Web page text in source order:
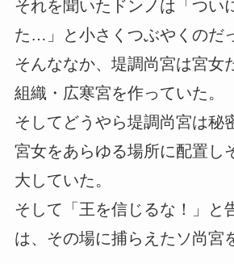
それを聞いたドンノは「つい
た…」と小さくつぶやくのだ
そんななか、堤調尚宮は宮女
組織・広寒宮を作っていた。
そしてどうやら堤調尚宮は秘
宮女をあらゆる場所に配置し
大していた。
そして「王を信じるな！」と
は、その場に捕らえたソ尚宮